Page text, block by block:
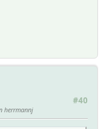
#40
herrmannj